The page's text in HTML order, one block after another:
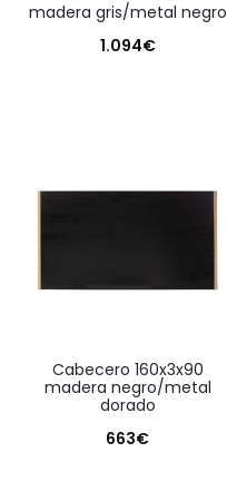
madera gris/metal negro
1.094€
cabecero 160x3x90
madera negro/metal
dorado
663€